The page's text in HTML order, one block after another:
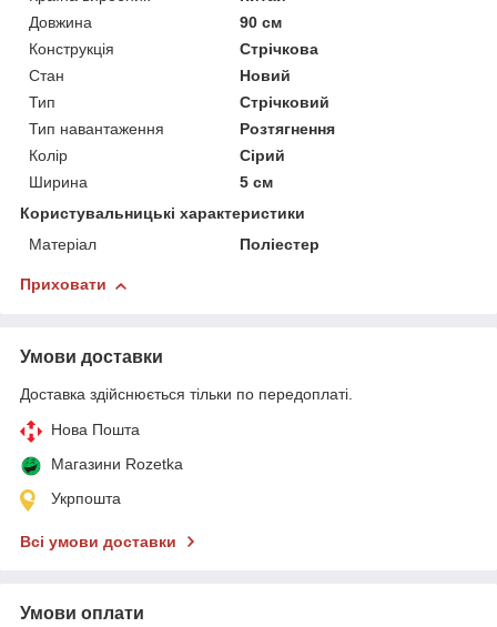
Довжина
90 см
Конструкція
Стрічкова
Стан
Новий
Тип
Стрічковий
Тип навантаження
Розтягнення
Колір
Сірий
Ширина
5 см
Користувальницькі характеристики
Матеріал
Поліестер
Приховати
Умови доставки
Доставка здійснюється тільки по передоплаті.
Нова Пошта
Магазини Rozetka
Укрпошта
Всі умови доставки
Умови оплати